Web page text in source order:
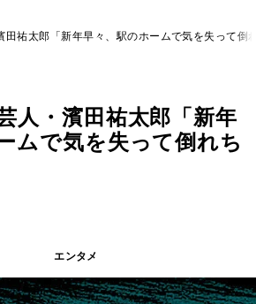
田祐太郎「新年早々、駅のホームで気を失って倒
人・濱田祐太郎「新年
ムで気を失って倒れち
エンタメ